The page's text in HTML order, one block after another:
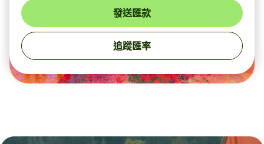
發送匯款
追蹤匯率